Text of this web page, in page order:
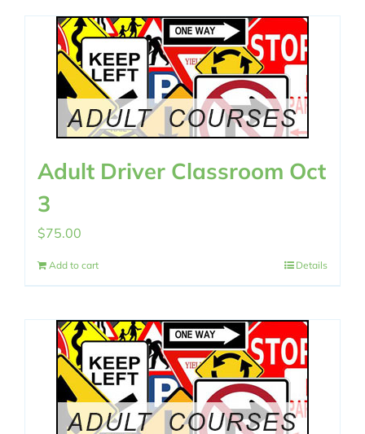
Adult Driver Classroom Oct
3
$75.00
Add to cart Details